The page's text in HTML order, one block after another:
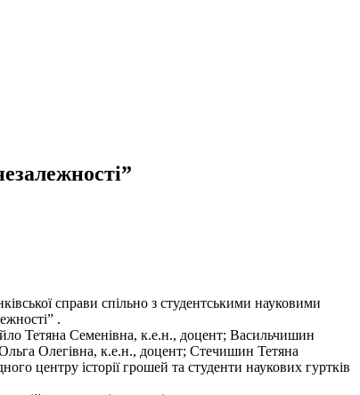
справи спільно з студентськими науковими
.
Тетяна Семенівна, к.е.н., доцент; Васильчишин
Олегівна, к.е.н., доцент; Стечишин Тетяна
центру історії грошей та студенти наукових гуртків